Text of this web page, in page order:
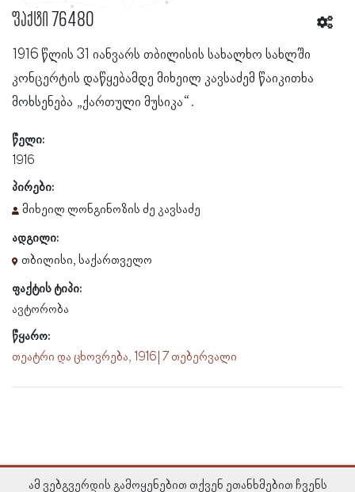
ფაქტი 76480
1916 წლის 31 იანვარს თბილისის სახალხო სახლში
კონცერტის დაწყებამდე მიხეილ კავსაძემ წაიკითხა
მოხსენება „ქართული მუსიკა“.
წელი:
1916
პირები:
მიხეილ ლონგინოზის ძე კავსაძე
ადგილი:
თბილისი, საქართველო
ფაქტის ტიპი:
ავტორობა
წყარო:
თეატრი და ცხოვრება, 1916 | 7 თებერვალი
ამ ვებგვერდის გამოყენებით თქვენ ეთანხმებით ჩვენს